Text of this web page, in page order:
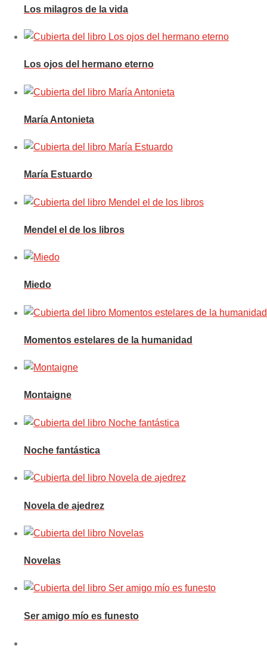
Los milagros de la vida
Los ojos del hermano eterno
María Antonieta
María Estuardo
Mendel el de los libros
Miedo
Momentos estelares de la humanidad
Montaigne
Noche fantástica
Novela de ajedrez
Novelas
Ser amigo mío es funesto